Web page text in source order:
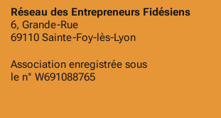
Réseau des Entrepreneurs Fidésiens
6, Grande-Rue
69110 Sainte-Foy-lès-Lyon
Association enregistrée sous
le n° W691088765